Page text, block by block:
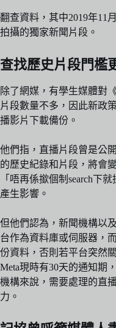
翻查資料，其中2019年11
拍攝的獨家新聞片段。
查找歷史片段門檻
除了網媒，有學生媒體對
片段數量不多，因此新政
播影片下載備份。
他們指，直播片段曾是公
的歷史紀錄和片段，將會
「唔再係撳個制search下
產生影響。
但他們認為，新聞機構以
台作為資料庫或伺服器，
份資料，否則若平台突然
Meta現時有30天的通知期
機構來說，需要處理的直
力。